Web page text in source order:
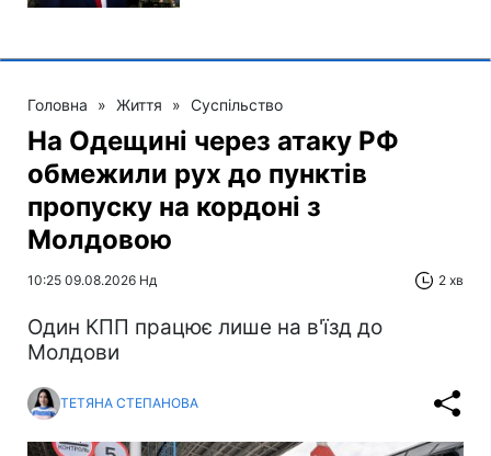
Головна » Життя » Суспільство
На Одещині через атаку РФ
обмежили рух до пунктів
пропуску на кордоні з
Молдовою
10:25 09.08.2026 Нд 2 хв
Один КПП працює лише на в'їзд до
Молдови
ТЕТЯНА СТЕПАНОВА